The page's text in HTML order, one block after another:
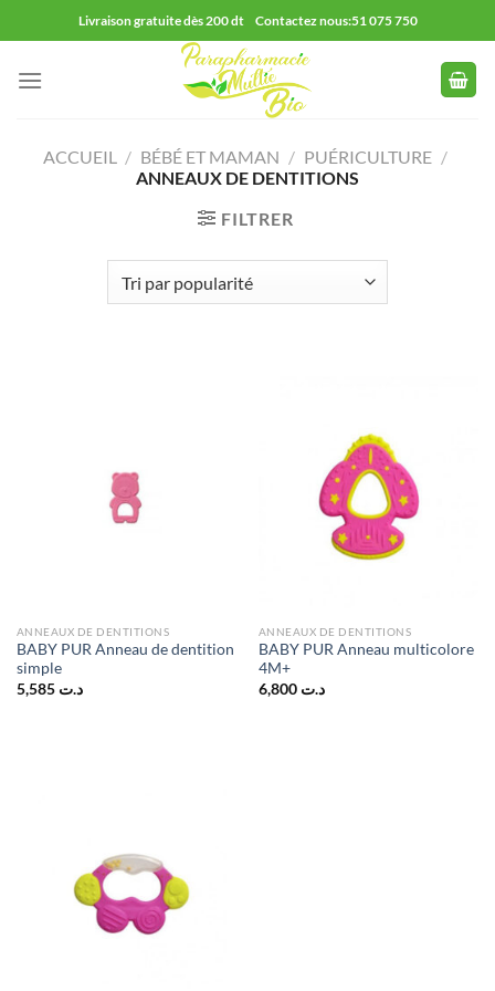
au
contenu
Livraison gratuite dès 200 dt Contactez nous:51 075 750
ACCUEIL / BÉBÉ ET MAMAN / PUÉRICULTURE /
ANNEAUX DE DENTITIONS
FILTRER
ANNEAUX DE DENTITIONS
BABY PUR Anneau de dentition
simple
د.ت 5,585
ANNEAUX DE DENTITIONS
BABY PUR Anneau multicolore
4M+
د.ت 6,800